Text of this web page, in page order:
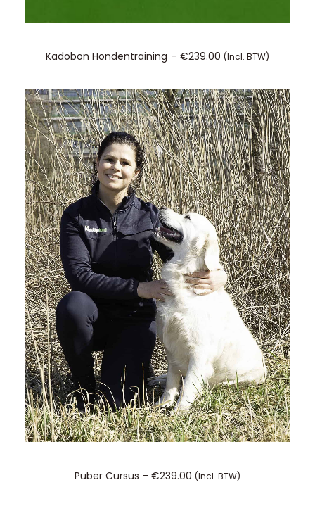
TOEVOEGEN AAN WINKELWAGEN
Kadobon Hondentraining €239.00 (incl. BTW)
TOEVOEGEN AAN WINKELWAGEN
Puber Cursus €239.00 (incl. BTW)